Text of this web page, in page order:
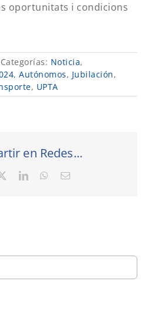
oportunitats i condicions
Categorías: Noticia,
, Autónomos, Jubilación,
, UPTA
en Redes...
LinkedInWhatsApp
Correo